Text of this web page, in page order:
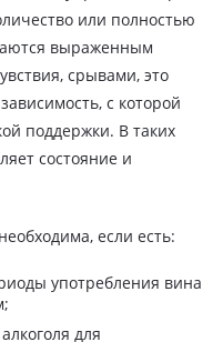
или полностью
выраженным
срывами, это
с которой
поддержки. В таких
состояние и
если есть:
употребления вина
для